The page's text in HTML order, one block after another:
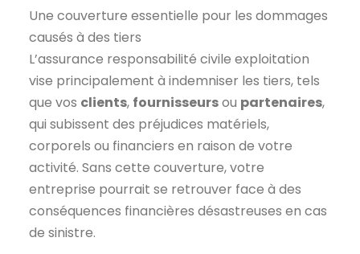
Une couverture essentielle pour les dommages
causés à des tiers
L’assurance responsabilité civile exploitation
vise principalement à indemniser les tiers, tels
que vos clients, fournisseursou partenaires,
qui subissent des préjudices matériels,
corporels ou financiers en raison de votre
activité. Sans cette couverture, votre
entreprise pourrait se retrouver face à des
conséquences financières désastreuses en cas
de sinistre.